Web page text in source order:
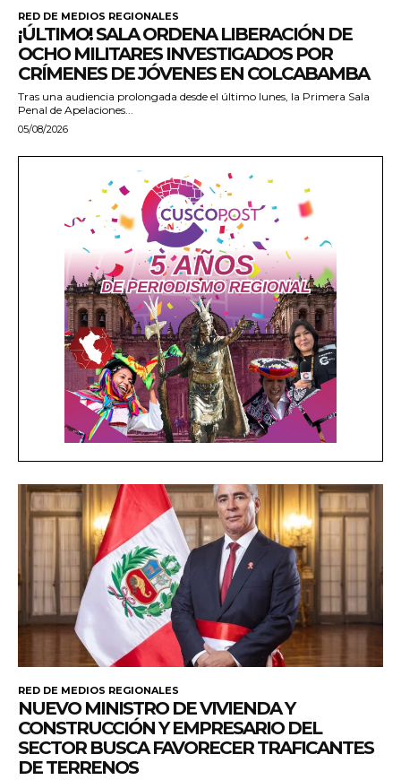
RED DE MEDIOS REGIONALES
¡ÚLTIMO! SALA ORDENA LIBERACIÓN DE
OCHO MILITARES INVESTIGADOS POR
CRÍMENES DE JÓVENES EN COLCABAMBA
Tras una audiencia prolongada desde el último lunes, la Primera Sala
Penal de Apelaciones...
05/08/2026
RED DE MEDIOS REGIONALES
NUEVO MINISTRO DE VIVIENDA Y
CONSTRUCCIÓN Y EMPRESARIO DEL
SECTOR BUSCA FAVORECER TRAFICANTES
DE TERRENOS